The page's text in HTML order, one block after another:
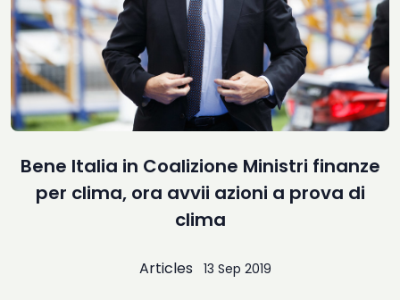
Bene Italia in Coalizione Ministri finanze
per clima, ora avvii azioni a prova di
clima
Articles 13 Sep 2019